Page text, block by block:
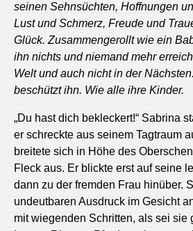
seinen Sehnsüchten, Hoffnungen
Lust und Schmerz, Freude und
Glück. Zusammengerollt wie ein
ihn nichts und niemand mehr
Welt und auch nicht in der
beschützt ihn. Wie alle ihre Kinder.
„Du hast dich bekleckert!“ Sabrina
er schreckte aus seinem Tagtraum
breitete sich in Höhe des
Fleck aus. Er blickte erst auf seine
dann zu der fremden Frau hinüber.
undeutbaren Ausdruck im Gesicht
mit wiegenden Schritten, als sei sie